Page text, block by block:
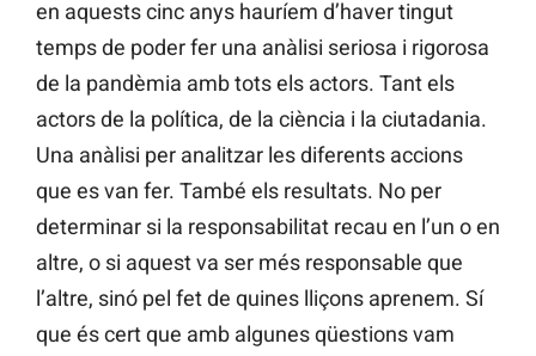
en aquests cinc anys hauríem d’haver tingut
temps de poder fer una anàlisi seriosa i rigorosa
de la pandèmia amb tots els actors. Tant els
actors de la política, de la ciència i la ciutadania.
Una anàlisi per analitzar les diferents accions
que es van fer. També els resultats. No per
determinar si la responsabilitat recau en l’un o en
altre, o si aquest va ser més responsable que
l’altre, sinó pel fet de quines lliçons aprenem. Sí
que és cert que amb algunes qüestions vam